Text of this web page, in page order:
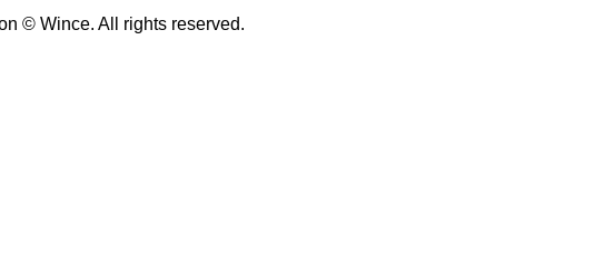
© Wince. All rights reserved.